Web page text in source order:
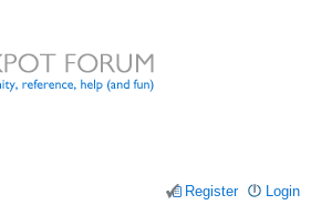
Login
Register